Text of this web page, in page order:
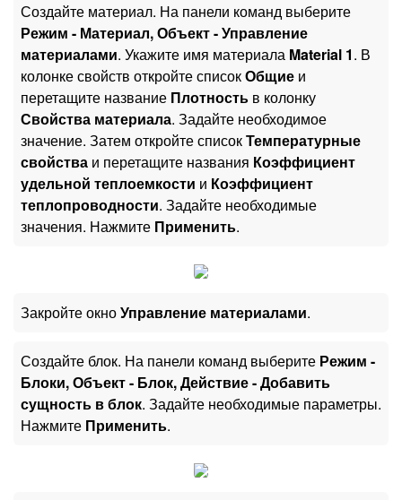
Создайте материал. На панели команд выберите
Режим - Материал, Объект - Управление
материалами. Укажите имя материала Material 1. В
колонке свойств откройте списокОбщие и
перетащите название Плотность в колонку
Свойства материала. Задайте необходимое
значение. Затем откройте списокТемпературные
свойства и перетащите названия Коэффициент
удельной теплоемкости и Коэффициент
теплопроводности. Задайте необходимые
значения. Нажмите Применить.
Закройте окноУправление материалами.
Создайте блок. На панели команд выберите Режим -
Блоки, Объект - Блок, Действие - Добавить
сущность в блок. Задайте необходимые параметры.
Нажмите Применить.